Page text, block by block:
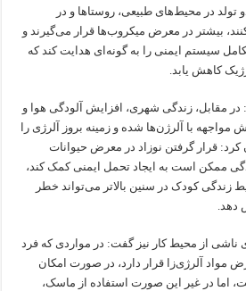
تولد در محیط‌های طبیعی، روستاها و در
بیشتر در معرض میکروب‌ها قرار می‌گیرند و
سیستم ایمنی را به گونه‌ای هدایت کند که
کاهش یابد.
مقابل، زندگی شهری، افزایش آلودگی هوا و
با آلرژن‌ها شده و زمینه بروز آلرژی را
قرار گرفتن نوزاد در معرض حیوانات
ممکن است به ایجاد تحمل ایمنی کمک کند،
زندگی کودک در سنین بالاتر می‌تواند خطر
دهد.
ناشی از محیط کار نیز گفت: در مواردی که فرد
مواد آلرژی‌زا قرار دارد، در صورت امکان
اما در غیر این صورت استفاده از ماسک،